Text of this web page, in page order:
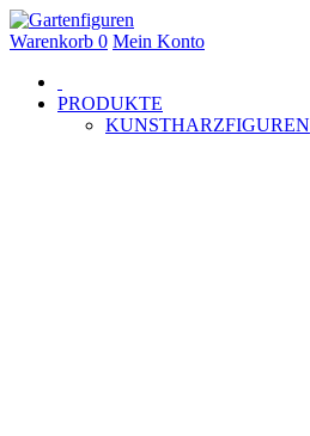
Warenkorb 0 Mein Konto
PRODUKTE
KUNSTHARZFIGUREN